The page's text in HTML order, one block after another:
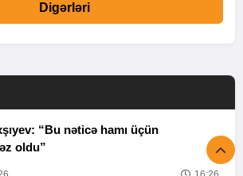
Digərləri
“Bu nəticə hamı üçün
oldu”